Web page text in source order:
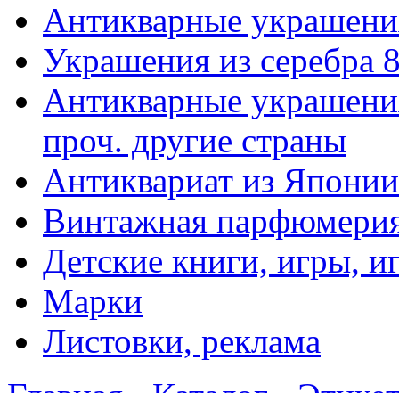
Антикварные
Украшения из серебра
Антикварные
проч. другие страны
Антиквариат из
Винтажная
Детские книги, игры,
Марки
Листовки, реклама